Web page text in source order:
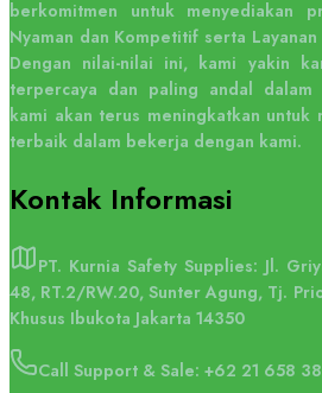
berkomitmen untuk menyediakan
Nyaman dan Kompetitif serta
Dengan nilai-nilai ini, kami yakin
terpercaya dan paling andal dalam
kami akan terus meningkatkan untuk
terbaik dalam bekerja dengan kami.
Kontak Informasi
PT. Kurnia Safety Supplies: Jl.
48, RT.2/RW.20, Sunter Agung, Tj.
Khusus Ibukota Jakarta 14350
Call Support & Sale: +62 21 658 38